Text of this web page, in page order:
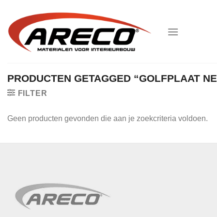
inhoud
PRODUCTEN GETAGGED “GOLFPLAAT
FILTER
Geen producten gevonden die aan je zoekcriteria voldoen.